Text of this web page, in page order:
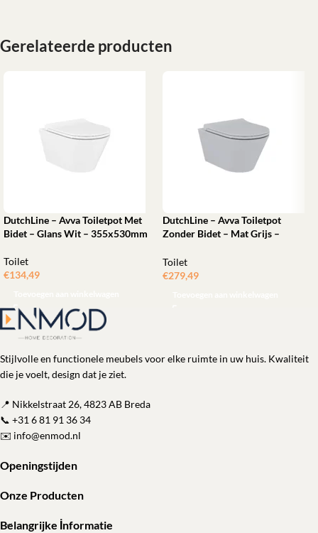
Gerelateerde producten
DutchLine – Avva Toiletpot Met
Bidet – Glans Wit – 355x530mm
Toilet
€134,49
DutchLine – Avva Toiletpot
Zonder Bidet – Mat Grijs –
Toilet
€279,49
Stijlvolle en functionele meubels voor elke ruimte in uw huis. Kwaliteit
die je voelt, design dat je ziet.
📍 Nikkelstraat 26, 4823 AB Breda
📞 +31 6 81 91 36 34
✉️ info@enmod.nl
Openingstijden
Onze Producten
Belangrijke İnformatie